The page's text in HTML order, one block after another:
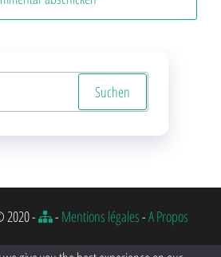
- - Mentions légales-A Propos